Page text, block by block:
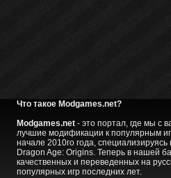
Что такое Modgames.net?
Modgames.net- это портал, где мы с
лучшие модификации к популярным
начале 2010го года,
Dragon Age: Origins. Теперь в нашей
качественных и переведенных на
популярных игр последних лет.